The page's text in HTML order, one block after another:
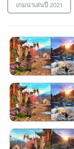
เกมน่าเล่นปี 2021